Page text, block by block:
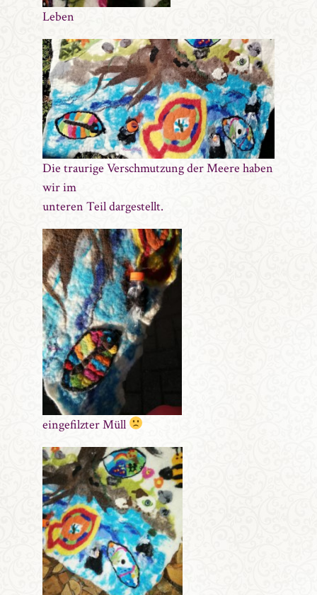
Leben
Die traurige Verschmutzung der Meere haben
wir im
unteren Teil dargestellt.
eingefilzter Müll